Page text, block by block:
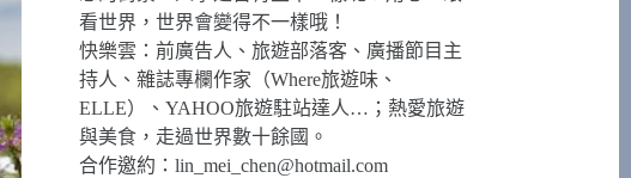
看世界，世界會變得不一樣哦！
快樂雲：前廣告人、旅遊部落客、廣播節目主
持人、雜誌專欄作家（Where旅遊味、
ELLE）、YAHOO旅遊駐站達人…；熱愛旅遊
與美食，走過世界數十餘國。
合作邀約：lin_mei_chen@hotmail.com